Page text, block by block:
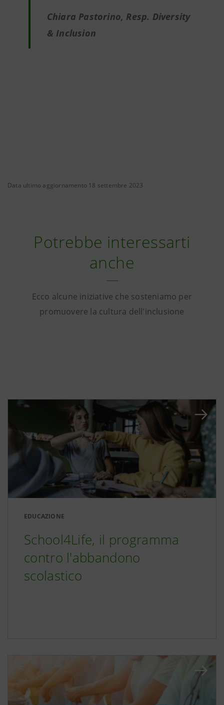
Chiara Pastorino, Resp. Diversity
& Inclusion
Data ultimo aggiornamento 18 settembre 2023
Potrebbe interessarti
anche
Ecco alcune iniziative che sosteniamo per
promuovere la cultura dell'inclusione
EDUCAZIONE
School4Life, il programma
contro l'abbandono
scolastico